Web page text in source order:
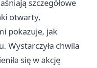
szczegółowe
otwarty,
pokazuje, jak
Wystarczyła chwila
się w akcję